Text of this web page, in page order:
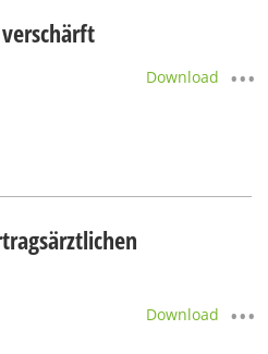
Download
Download